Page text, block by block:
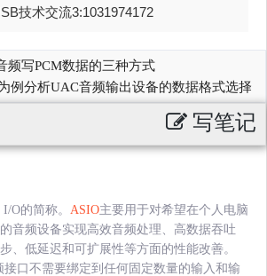
技术交流3:1031974172
频写PCM数据的三种方式
例分析UAC音频输出设备的数据格式选择
写笔记
O的简称。 ASIO主要用于对希望在个人电脑
音频设备实现高效音频处理、高数据吞吐
、低延迟和可扩展性等方面的性能改善。
接口不需要绑定到任何固定数量的输入和输